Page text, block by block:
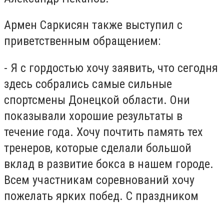
Армен Саркисян также выступил с
приветственным обращением:
- Я с гордостью хочу заявить, что сегодня
здесь собрались самые сильные
спортсмены Донецкой области. Они
показывали хорошие результаты в
течение года. Хочу почтить память тех
тренеров, которые сделали большой
вклад в развитие бокса в нашем городе.
Всем участникам соревнований хочу
пожелать ярких побед. С праздником